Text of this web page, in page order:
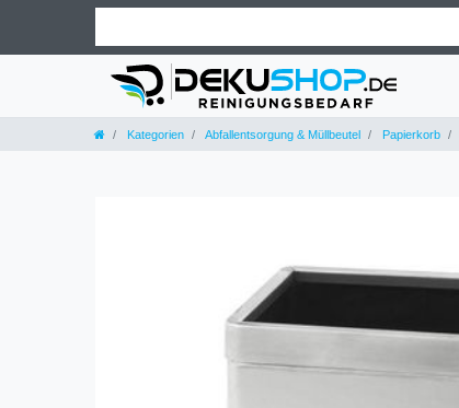
Kategorien Abfallentsorgung & Müllbeutel Papierkorb